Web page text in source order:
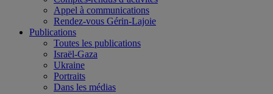
Appel à communications
Rendez-vous Gérin-Lajoie
Publications
Toutes les publications
Israël-Gaza
Ukraine
Portraits
Dans les médias